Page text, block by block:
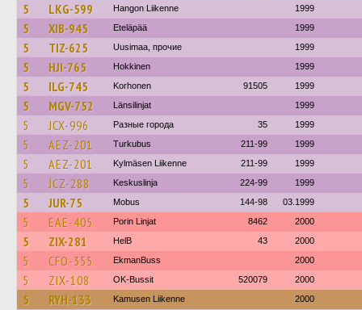
5 LKG-599 Hangon Liikenne 1999
5 XIB-945 Eteläpää 1999
5 TIZ-625 Uusimaa, прочие 1999
5 HJI-765 Hokkinen 1999
5 ILG-745 Korhonen 91505 1999
5 MGV-752 Länsilinjat 1999
5 JCX-996 Разные города 35 1999
5 AEZ-201 Turkubus 211-99 1999
5 AEZ-201 Kylmäsen Liikenne 211-99 1999
5 JCZ-288 Keskuslinja 224-99 1999
5 JUR-75 Mobus 144-98 03.1999
5 EAE-405 Porin Linjat 8462 2000
5 ZIX-281 HelB 43 2000
5 CFO-355 EkmanBuss 2000
5 ZIX-108 OK-Bussit 520079 2000
5 RYH-133 Kamusen Liikenne 2000